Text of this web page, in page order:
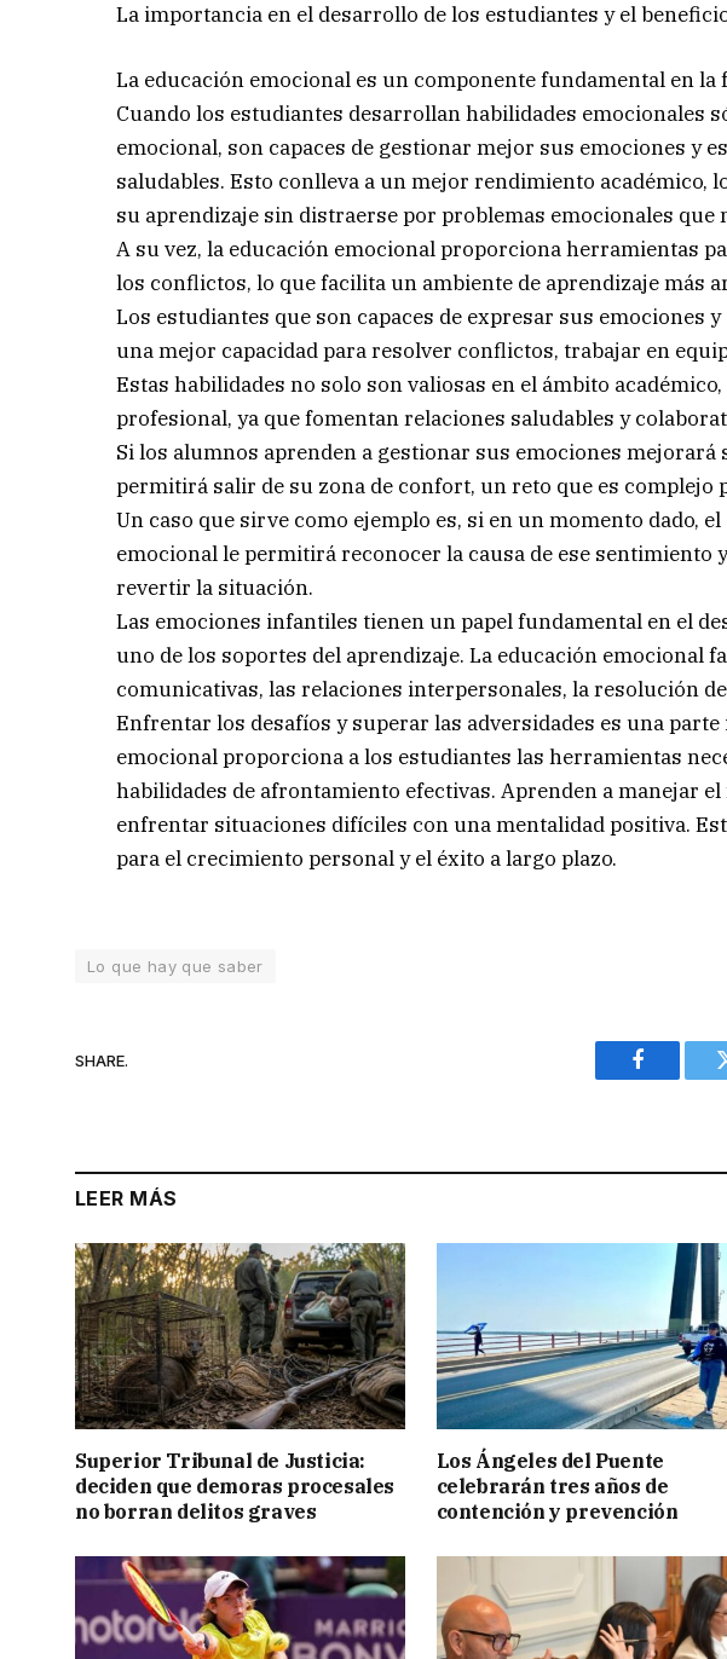
La importancia en el desarrollo de los estudiantes y el
La educación emocional es un componente fundamental en
Cuando los estudiantes desarrollan habilidades emocionales
emocional, son capaces de gestionar mejor sus emociones y
saludables. Esto conlleva a un mejor rendimiento académico,
su aprendizaje sin distraerse por problemas emocionales que
A su vez, la educación emocional proporciona herramientas
los conflictos, lo que facilita un ambiente de aprendizaje más
Los estudiantes que son capaces de expresar sus emociones
una mejor capacidad para resolver conflictos, trabajar en
Estas habilidades no solo son valiosas en el ámbito
profesional, ya que fomentan relaciones saludables y
Si los alumnos aprenden a gestionar sus emociones mejorará
permitirá salir de su zona de confort, un reto que es complejo
Un caso que sirve como ejemplo es, si en un momento dado,
emocional le permitirá reconocer la causa de ese sentimiento
revertir la situación.
Las emociones infantiles tienen un papel fundamental en el
uno de los soportes del aprendizaje. La educación emocional
comunicativas, las relaciones interpersonales, la resolución
Enfrentar los desafíos y superar las adversidades es una
emocional proporciona a los estudiantes las herramientas
habilidades de afrontamiento efectivas. Aprenden a manejar
enfrentar situaciones difíciles con una mentalidad positiva.
para el crecimiento personal y el éxito a largo plazo.
Lo que hay que saber
SHARE.
Facebook
LEER MÁS
Superior Tribunal de Justicia:
deciden que demoras procesales
no borran delitos graves
Los Ángeles del Puente
celebrarán tres años de
contención y prevención